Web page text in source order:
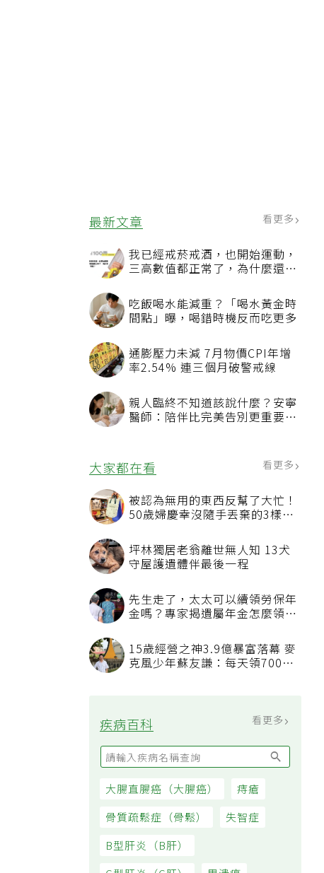
最新文章 看更多
我已經戒菸戒酒，也開始運動，
三高數值都正常了，為什麼還不
吃飯喝水能減重？「喝水黃金時
間點」曝，喝錯時機反而吃更多
通膨壓力未減 7月物價CPI年增
率2.54% 連三個月破警戒線
親人臨終不知道該說什麼？安寧
醫師：陪伴比完美告別更重要，
大家都在看 看更多
被認為無用的東西反幫了大忙！
50歲婦慶幸沒隨手丟棄的3樣物
坪林獨居老翁離世無人知 13犬
守屋護遺體伴最後一程
先生走了，太太可以續領勞保年
金嗎？專家揭遺屬年金怎麼領，
15歲經營之神3.9億暴富落幕 麥
克風少年蘇友謙：每天領700元
疾病百科 看更多
大腸直腸癌（大腸癌）
痔瘡
骨質疏鬆症（骨鬆）
失智症
B型肝炎（B肝）